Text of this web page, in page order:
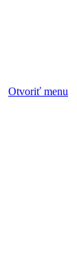
Otvoriť menu